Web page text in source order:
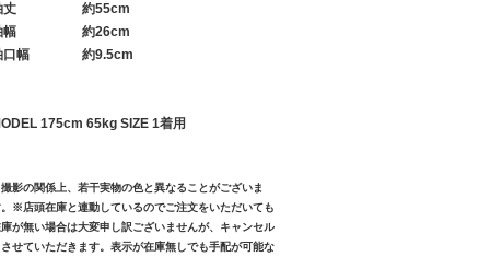
丈 約55cm
幅 約26cm
口幅 約9.5cm
175cm 65kg SIZE 1着用
影の関係上、若干実物の色と異なることがございま
※店頭在庫と連動しているのでご注文をいただいても
が無い場合は大変申し訳ございませんが、キャンセル
せていただきます。表示が在庫無しでも手配が可能な